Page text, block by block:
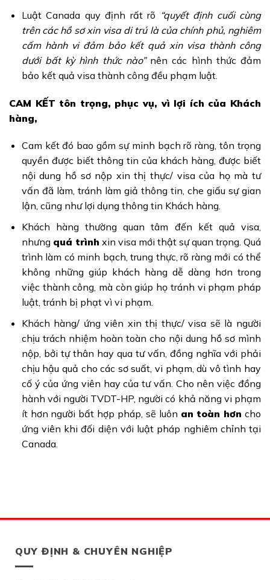
Luật Canada quy định rất rõ “quyết định cuối cùng
trên các hồ sơ xin visa di trú là của chính phủ, nghiêm
cấm hành vi đảm bảo kết quả xin visa thành công
dưới bất kỳ hình thức nào”nên các hình thức đảm
bảo kết quả visa thành công đều phạm luật.
CAM KẾT tôn trọng, phục vụ, vì lợi ích của Khách
hàng,
Cam kết đó bao gồm sự minh bạch rõ ràng, tôn trọng
quyền được biết thông tin của khách hàng, được biết
nội dung hồ sơ nộp xin thị thực/ visa của họ mà tư
vấn đã làm, tránh làm giả thông tin, che giấu sự gian
lận, cũng như lợi dụng thông tin Khách hàng.
Khách hàng thường quan tâm đến kết quả visa,
nhưng quá trình xin visa mới thật sự quan trọng. Quá
trình làm có minh bạch, trung thực, rõ ràng mới có thể
không những giúp khách hàng dễ dàng hơn trong
việc thành công, mà còn giúp họ tránh vi phạm pháp
luật, tránh bị phạt vì vi phạm.
Khách hàng/ ứng viên xin thị thực/ visa sẽ là người
chịu trách nhiệm hoàn toàn cho nội dung hồ sơ mình
nộp, bởi tự thân hay qua tư vấn, đồng nghĩa với phải
chịu hậu quả cho các sơ suất, vi phạm, dù vô tình hay
cố ý của ứng viên hay của tư vấn. Cho nên việc đồng
hành với người TVDT-HP, người có khả năng vi phạm
ít hơn người bất hợp pháp, sẽ luôn an toàn hơn cho
ứng viên khi đối diện với luật pháp nghiêm chỉnh tại
Canada.
QUY ĐỊNH & CHUYÊN NGHIỆP